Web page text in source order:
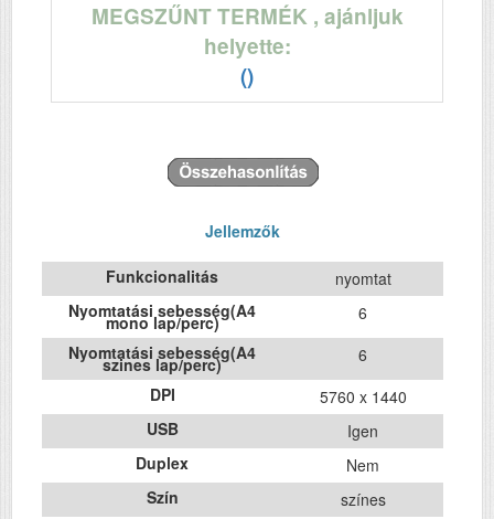
MEGSZŰNT TERMÉK , ajánljuk
helyette:
()
Jellemzők
Funkcionalitás
nyomtat
Nyomtatási sebesség(A4
mono lap/perc)
6
Nyomtatási sebesség(A4
szines lap/perc)
6
DPI
5760 x 1440
USB
Igen
Duplex
Nem
Szín
színes